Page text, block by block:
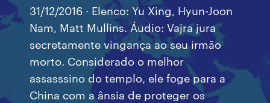
31/12/2016 · Elenco: Yu Xing, Hyun-Joon
Nam, Matt Mullins. Áudio: Vajra jura
secretamente vingança ao seu irmão
morto. Considerado o melhor
assasssino do templo, ele foge para a
China com a ânsia de proteger os